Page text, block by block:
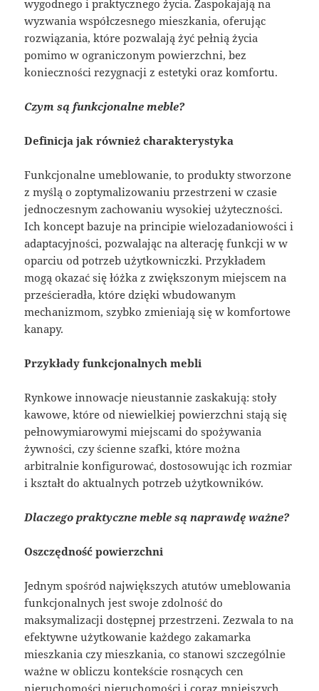
wygodnego i praktycznego życia. Zaspokajają na
wyzwania współczesnego mieszkania, oferując
rozwiązania, które pozwalają żyć pełnią życia
pomimo w ograniczonym powierzchni, bez
konieczności rezygnacji z estetyki oraz komfortu.
Czym są funkcjonalne meble?
Definicja jak również charakterystyka
Funkcjonalne umeblowanie, to produkty stworzone
z myślą o zoptymalizowaniu przestrzeni w czasie
jednoczesnym zachowaniu wysokiej użyteczności.
Ich koncept bazuje na principie wielozadaniowości i
adaptacyjności, pozwalając na alterację funkcji w w
oparciu od potrzeb użytkowniczki. Przykładem
mogą okazać się łóżka z zwiększonym miejscem na
prześcieradła, które dzięki wbudowanym
mechanizmom, szybko zmieniają się w komfortowe
kanapy.
Przykłady funkcjonalnych mebli
Rynkowe innowacje nieustannie zaskakują: stoły
kawowe, które od niewielkiej powierzchni stają się
pełnowymiarowymi miejscami do spożywania
żywności, czy ścienne szafki, które można
arbitralnie konfigurować, dostosowując ich rozmiar
i kształt do aktualnych potrzeb użytkowników.
Dlaczego praktyczne meble są naprawdę ważne?
Oszczędność powierzchni
Jednym spośród największych atutów umeblowania
funkcjonalnych jest swoje zdolność do
maksymalizacji dostępnej przestrzeni. Zezwala to na
efektywne użytkowanie każdego zakamarka
mieszkania czy mieszkania, co stanowi szczególnie
ważne w obliczu kontekście rosnących cen
nieruchomości nieruchomości i coraz mniejszych